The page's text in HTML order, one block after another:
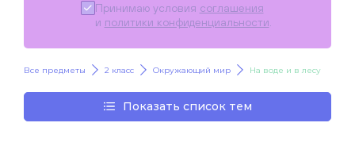
Принимаю условия соглашения
и политики конфиденциальности
Все предметы 2 класс Окружающий мир На воде и в лесу
Показать список тем